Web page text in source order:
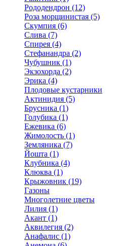
Рододендрон (12)
Роза морщинистая (5)
Скумпия (6)
Слива (7)
Спирея (4)
Стефанандра (2)
Чубушник (1)
Экзохорда (2)
Эрика (4)
Плодовые кустарники
Актинидия (5)
Брусника (1)
Голубика (1)
Ежевика (6)
Жимолость (1)
Земляника (7)
Йошта (1)
Клубника (4)
Клюква (1)
Крыжовник (19)
Газоны
Многолетние цветы
Лилия (1)
Акант (1)
Аквилегия (2)
Анафалис (1)